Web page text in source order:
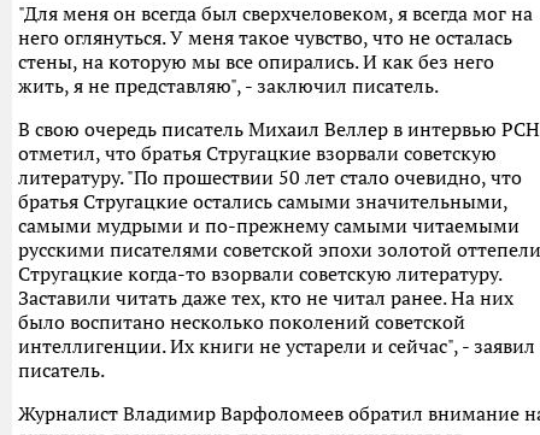
"Для меня он всегда был сверхчеловеком, я всегда мог на
него оглянуться. У меня такое чувство, что не осталась
стены, на которую мы все опирались. И как без него
жить, я не представляю", - заключил писатель.
В свою очередь писатель Михаил Веллер в интервью РСН
отметил, что братья Стругацкие взорвали советскую
литературу. "По прошествии 50 лет стало очевидно, что
братья Стругацкие остались самыми значительными,
самыми мудрыми и по-прежнему самыми читаемыми
русскими писателями советской эпохи золотой
Стругацкие когда-то взорвали советскую литературу.
Заставили читать даже тех, кто не читал ранее. На них
было воспитано несколько поколений советской
интеллигенции. Их книги не устарели и сейчас", - заявил
писатель.
Журналист Владимир Варфоломеев обратил внимание